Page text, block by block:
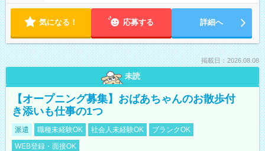
気になる！ 応募する 詳細へ
掲載日：2026.08.08
未読
【オープニング募集】おばあちゃんのお散歩付
き添いも仕事の1つ
派遣 職種未経験OK 社会人未経験OK
ブランクOK
WEB登録・面接OK